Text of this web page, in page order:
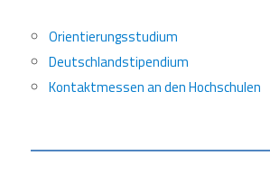
Orientierungsstudium
Deutschlandstipendium
Kontaktmessen an den Hochschulen